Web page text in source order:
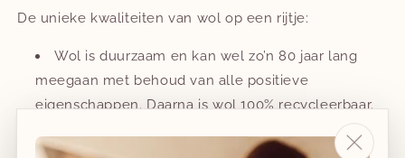
De unieke kwaliteiten van wol op een rijtje:
Wol is duurzaam en kan wel zo’n 80 jaar lang
meegaan met behoud van alle positieve
eigenschappen. Daarna is wol 100% recycleerbaar.
Daardoor werkt wol verfrissend in de zomer, maar is